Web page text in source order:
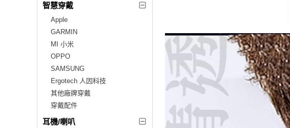
智慧穿戴
Apple
GARMIN
MI 小米
OPPO
SAMSUNG
Ergotech 人因科技
其他廠牌穿戴
穿戴配件
耳機/喇叭